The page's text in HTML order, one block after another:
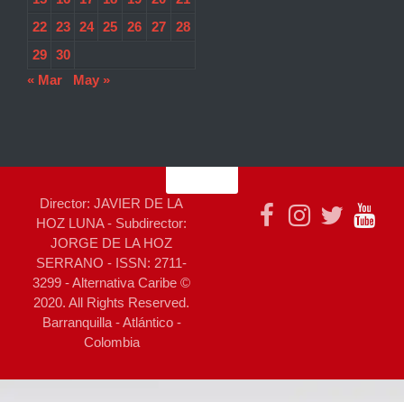
22
23 24 25 26 27
28
29
30
« Mar
May »
Director: JAVIER DE LA
HOZ LUNA - Subdirector:
JORGE DE LA HOZ
SERRANO - ISSN: 2711-
3299 - Alternativa Caribe ©
2020. All Rights Reserved.
Barranquilla - Atlántico -
Colombia